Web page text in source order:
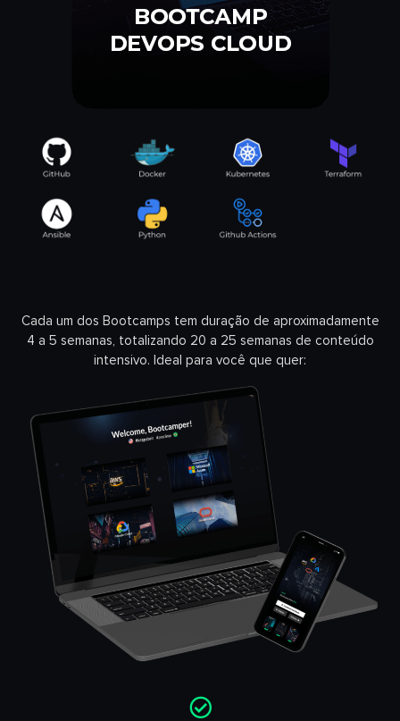
Cada um dos Bootcamps tem duração de aproximadamente
4 a 5 semanas, totalizando 20 a 25 semanas de conteúdo
intensivo. Ideal para você que quer: